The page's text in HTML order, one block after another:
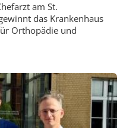
am St.
das Krankenhaus
Orthopädie und